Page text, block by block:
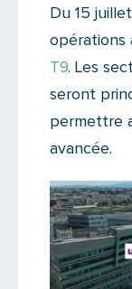
Il n'y a
Ajoutez
Du 15
opérations
T9. Les
seront
permettre
avancée.